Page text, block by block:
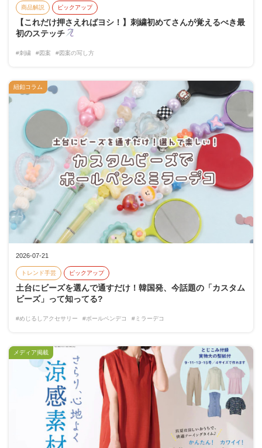
商品解説 ピックアップ
【これだけ押さえればヨシ！】刺繍初めてさんが覚えるべき最
初のステッチ
#刺繍 #図案 #図案の写し方
2026-07-21
トレンド手芸 ピックアップ
土台にビーズを選んで通すだけ！韓国発、今話題の「カスタム
ビーズ」って知ってる?
#めじるしアクセサリー #ボールペンデコ #ミラーデコ
紐釦コラム
メディア掲載